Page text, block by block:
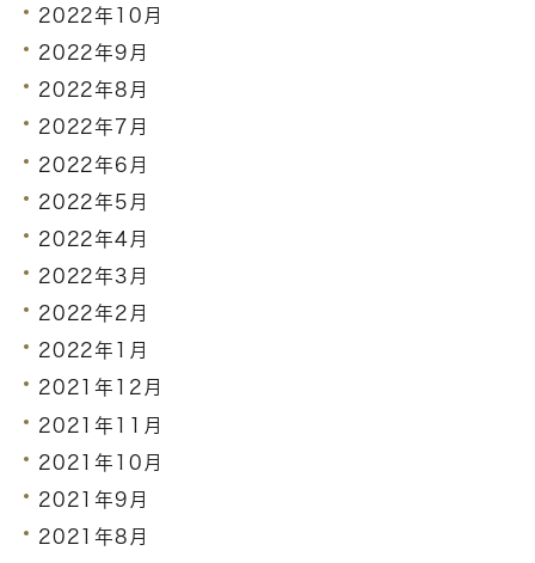
2022年10月
2022年9月
2022年8月
2022年7月
2022年6月
2022年5月
2022年4月
2022年3月
2022年2月
2022年1月
2021年12月
2021年11月
2021年10月
2021年9月
2021年8月